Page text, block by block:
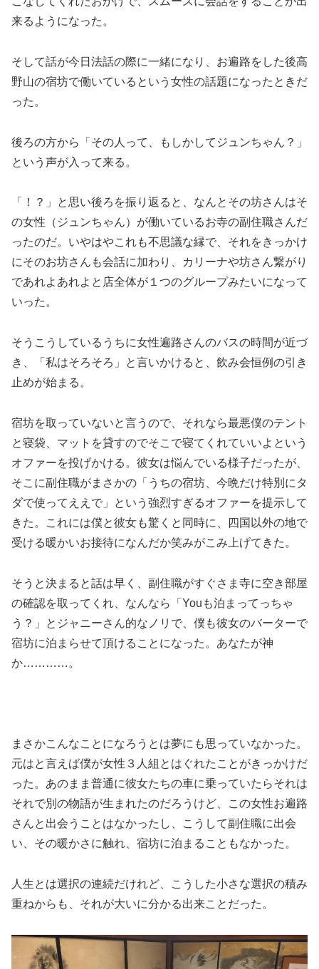
来るようになった。
そして話が今日法話の際に一緒になり、お遍路をした後高
野山の宿坊で働いているという女性の話題になったときだ
った。
後ろの方から「その人って、もしかしてジュンちゃん？」
という声が入って来る。
「！？」と思い後ろを振り返ると、なんとその坊さんはそ
の女性（ジュンちゃん）が働いているお寺の副住職さんだ
ったのだ。いやはやこれも不思議な縁で、それをきっかけ
にそのお坊さんも会話に加わり、カリーナや坊さん繋がり
であれよあれよと店全体が１つのグループみたいになって
いった。
そうこうしているうちに女性遍路さんのバスの時間が近づ
き、「私はそろそろ」と言いかけると、飲み会恒例の引き
止めが始まる。
宿坊を取っていないと言うので、それなら最悪僕のテント
と寝袋、マットを貸すのでそこで寝てくれていいよという
オファーを投げかける。彼女は悩んでいる様子だったが、
そこに副住職がまさかの「うちの宿坊、今晩だけ特別にタ
ダで使ってええで」という強烈すぎるオファーを提示して
きた。これには僕と彼女も驚くと同時に、四国以外の地で
受ける暖かいお接待になんだか笑みがこみ上げてきた。
そうと決まると話は早く、副住職がすぐさま寺に空き部屋
の確認を取ってくれ、なんなら「Youも泊まってっちゃ
う？」とジャニーさん的なノリで、僕も彼女のバーターで
宿坊に泊まらせて頂けることになった。あなたが神
か…………。
まさかこんなことになろうとは夢にも思っていなかった。
元はと言えば僕が女性３人組とはぐれたことがきっかけだ
った。あのまま普通に彼女たちの車に乗っていたらそれは
それで別の物語が生まれたのだろうけど、この女性お遍路
さんと出会うことはなかったし、こうして副住職に出会
い、その暖かさに触れ、宿坊に泊まることもなかった。
人生とは選択の連続だけれど、こうした小さな選択の積み
重ねからも、それが大いに分かる出来ことだった。